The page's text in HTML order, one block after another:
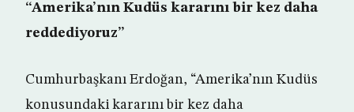
“Amerika’nın Kudüs kararını bir kez daha
reddediyoruz”
Cumhurbaşkanı Erdoğan, “Amerika’nın Kudüs
konusundaki kararını bir kez daha